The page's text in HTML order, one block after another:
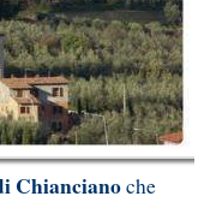
Chiancianoche